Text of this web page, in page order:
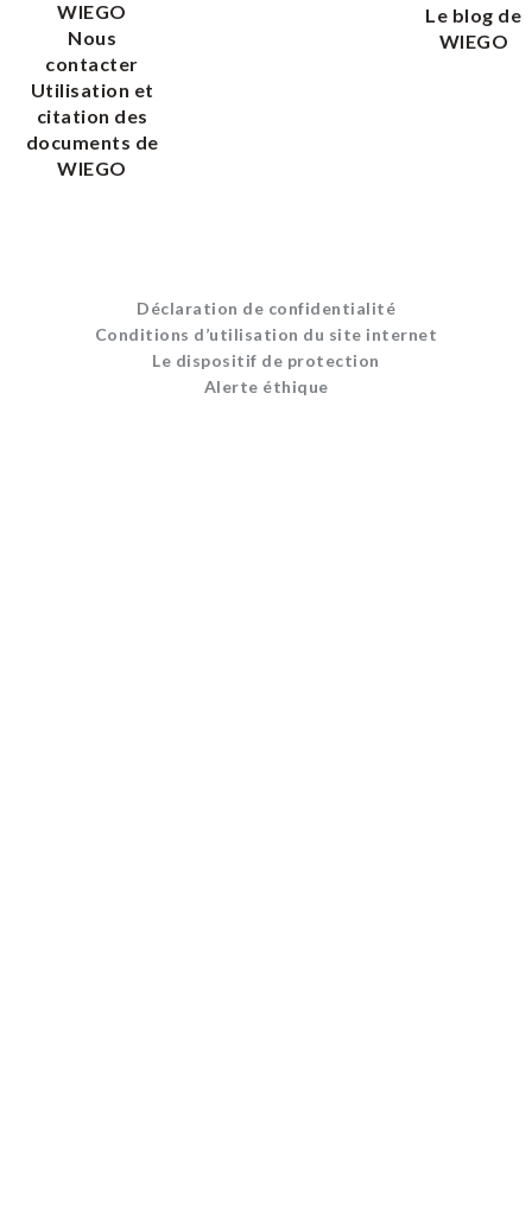
WIEGO
Nous
contacter
Utilisation et
citation des
documents de
WIEGO
Le blog de
WIEGO
Déclaration de confidentialité
Conditions d’utilisation du site internet
Le dispositif de protection
Alerte éthique